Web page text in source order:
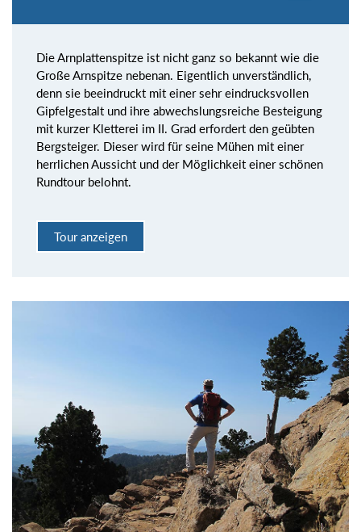
Die Arnplattenspitze ist nicht ganz so bekannt wie die
Große Arnspitze nebenan. Eigentlich unverständlich,
denn sie beeindruckt mit einer sehr eindrucksvollen
Gipfelgestalt und ihre abwechslungsreiche Besteigung
mit kurzer Kletterei im II. Grad erfordert den geübten
Bergsteiger. Dieser wird für seine Mühen mit einer
herrlichen Aussicht und der Möglichkeit einer schönen
Rundtour belohnt.
Tour anzeigen